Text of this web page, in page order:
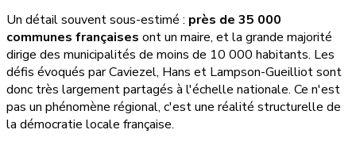
Un détail souvent sous-estimé : près de 35 000
communes françaises ont un maire, et la grande majorité
dirige des municipalités de moins de 10 000 habitants. Les
défis évoqués par Caviezel, Hans et Lampson-Gueilliot sont
donc très largement partagés à l'échelle nationale. Ce n'est
pas un phénomène régional, c'est une réalité structurelle de
la démocratie locale française.